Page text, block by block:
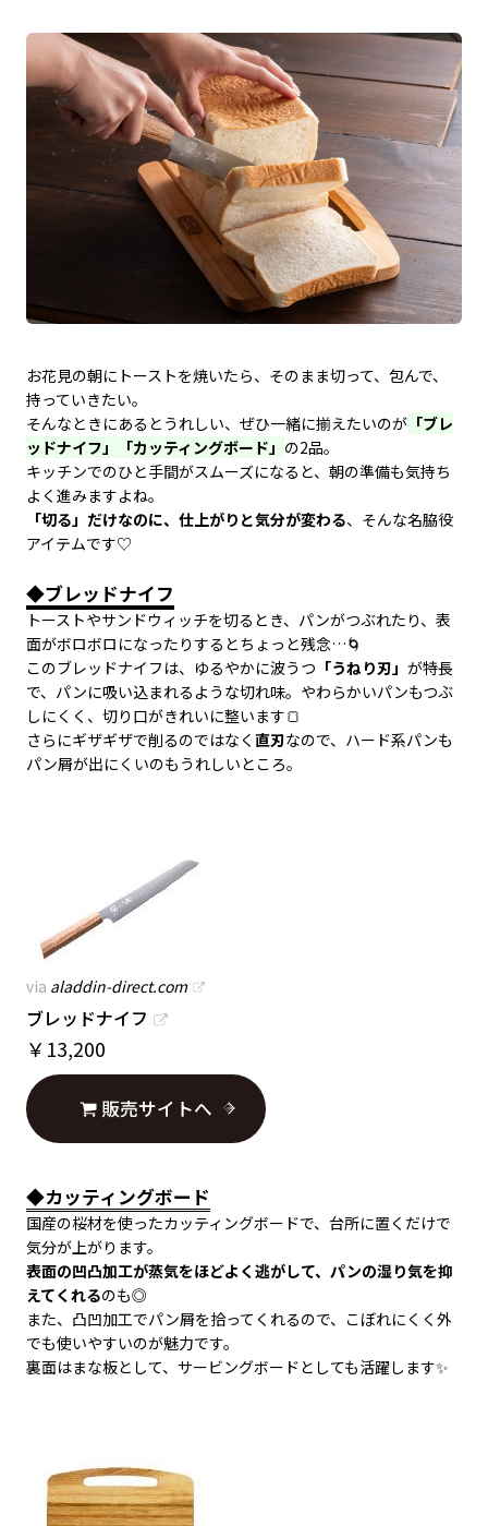
お花見の朝にトーストを焼いたら、そのまま切って、包んで、
持っていきたい。
そんなときにあるとうれしい、ぜひ一緒に揃えたいのが「ブレ
ッドナイフ」「カッティングボード」 の2品。
キッチンでのひと手間がスムーズになると、朝の準備も気持ち
よく進みますよね。
「切る」だけなのに、仕上がりと気分が変わる、そんな名脇役
アイテムです♡
◆ブレッドナイフ
トーストやサンドウィッチを切るとき、パンがつぶれたり、表
面がボロボロになったりするとちょっと残念…🌀
このブレッドナイフは、ゆるやかに波うつ 「うねり刃」 が特長
で、パンに吸い込まれるような切れ味。やわらかいパンもつぶ
しにくく、切り口がきれいに整います🍞
さらにギザギザで削るのではなく 直刃なので、ハード系パンも
パン屑が出にくいのもうれしいところ。
via aladdin-direct.com
ブレッドナイフ
￥ 13,200
販売サイトへ
◆カッティングボード
国産の桜材を使ったカッティングボードで、台所に置くだけで
気分が上がります。
表面の凹凸加工が蒸気をほどよく逃がして、パンの湿り気を抑
えてくれるのも◎
また、凸凹加工でパン屑を拾ってくれるので、こぼれにくく外
でも使いやすいのが魅力です。
裏面はまな板として、サービングボードとしても活躍します✨